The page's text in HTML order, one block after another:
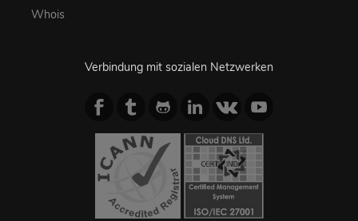
Whois
Verbindung mit sozialen Netzwerken